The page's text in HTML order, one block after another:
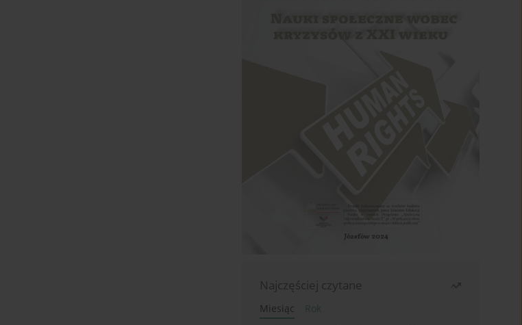
Najczęściej czytane
Miesiąc
Rok